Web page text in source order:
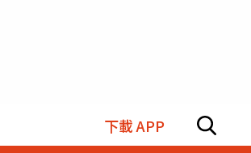
下載 APP